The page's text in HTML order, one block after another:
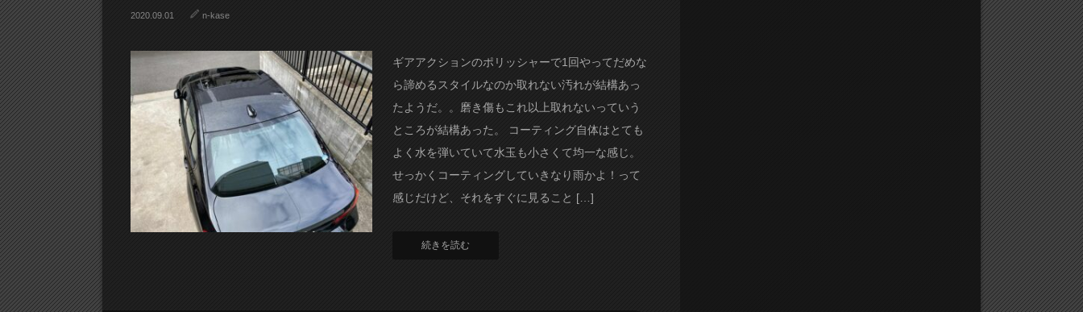
2020.09.01 n-kase
ギアアクションのポリッシャーで1回やってだめな
ら諦めるスタイルなのか取れない汚れが結構あっ
たようだ。。磨き傷もこれ以上取れないっていう
ところが結構あった。 コーティング自体はとても
よく水を弾いていて水玉も小さくて均一な感じ。
せっかくコーティングしていきなり雨かよ！って
感じだけど、それをすぐに見ること […]
続きを読む